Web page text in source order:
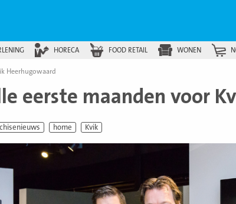
HORECA FOOD RETAIL WONEN
Heerhugowaard
eerste maanden voor
home Kvik